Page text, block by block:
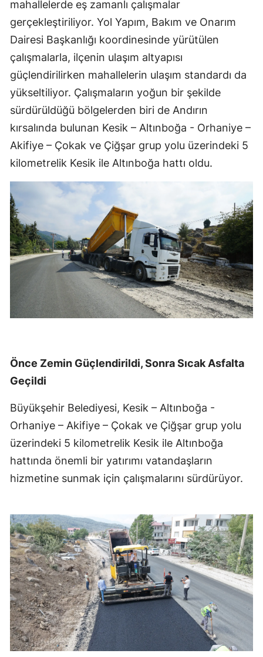
mahallelerde eş zamanlı çalışmalar
gerçekleştiriliyor. Yol Yapım, Bakım ve Onarım
Dairesi Başkanlığı koordinesinde yürütülen
çalışmalarla, ilçenin ulaşım altyapısı
güçlendirilirken mahallelerin ulaşım standardı da
yükseltiliyor. Çalışmaların yoğun bir şekilde
sürdürüldüğü bölgelerden biri de Andırın
kırsalında bulunan Kesik – Altınboğa - Orhaniye –
Akifiye – Çokak ve Çiğşar grup yolu üzerindeki 5
kilometrelik Kesik ile Altınboğa hattı oldu.
Önce Zemin Güçlendirildi, Sonra Sıcak Asfalta
Geçildi
Büyükşehir Belediyesi, Kesik – Altınboğa -
Orhaniye – Akifiye – Çokak ve Çiğşar grup yolu
üzerindeki 5 kilometrelik Kesik ile Altınboğa
hattında önemli bir yatırımı vatandaşların
hizmetine sunmak için çalışmalarını sürdürüyor.